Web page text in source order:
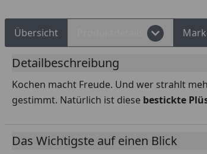
Übersicht
Detailbeschreibung
Kochen macht Freude. Und wer strahlt
gestimmt. Natürlich ist diese bestickte
Das Wichtigste auf einen Blick